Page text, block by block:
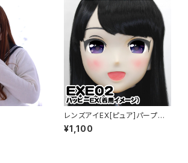
レンズアイEX[ピュア]パープル
Lens Eye EX[PURE]purple
¥1,100